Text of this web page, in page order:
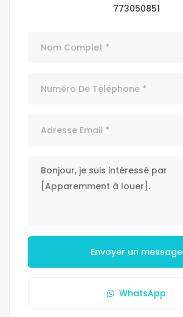
773050851
Envoyer un message
WhatsApp